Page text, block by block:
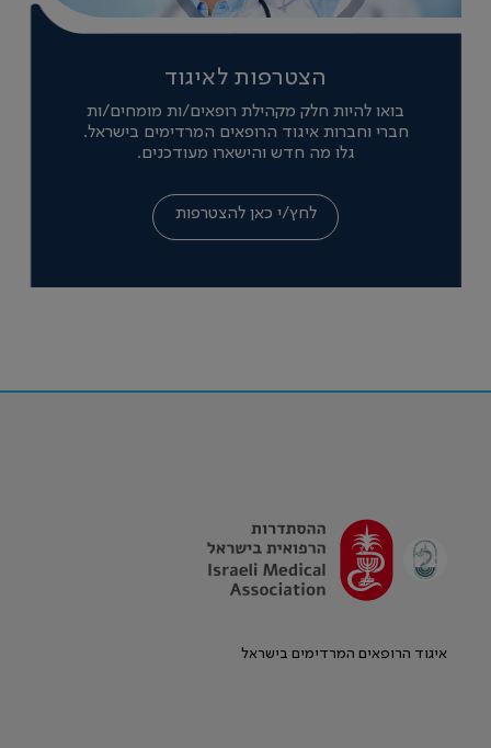
הצטרפות לאיגוד
בואו להיות חלק מקהילת רופאים/ות מומחים/ות
חברי וחברות איגוד הרופאים המרדימים בישראל.
גלו מה חדש והישארו מעודכנים.
לחץ/י כאן להצטרפות
איגוד הרופאים המרדימים בישראל